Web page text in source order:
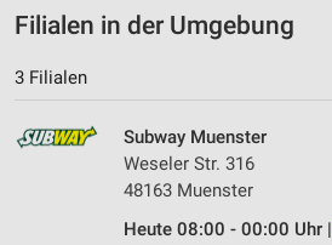
Filialen in der Umgebung
3 Filialen
Subway Muenster
Weseler Str. 316
48163 Muenster
Heute 08:00 - 00:00 Uhr |